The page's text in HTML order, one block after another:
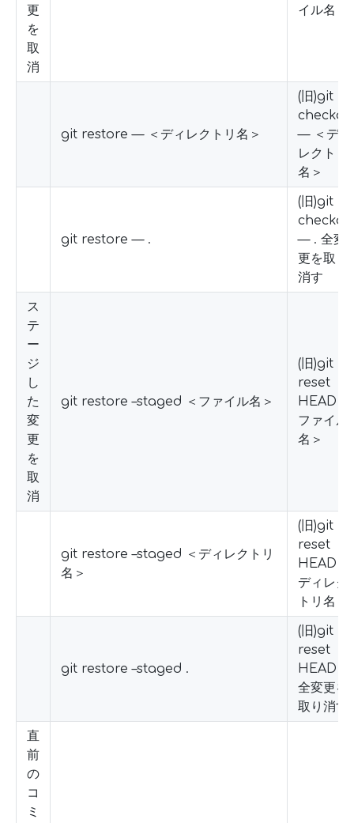
更
を
取
消
イル名＞
git restore — ＜ディレクトリ名＞
(旧)git
— ＜ディ
レクトリ
名＞
git restore — .
(旧)git
— . 全変
更を取り
消す
ス
テ
ー
ジ
し
た
変
更
を
取
消
git restore –staged ＜ファイル名＞
(旧)git
reset
HEAD ＜
ファイル
名＞
git restore –staged ＜ディレクトリ
名＞
(旧)git
reset
HEAD ＜
ディレク
トリ名＞
git restore –staged .
(旧)git
reset
HEAD .
全変更を
取り消す
直
前
の
コ
ミ